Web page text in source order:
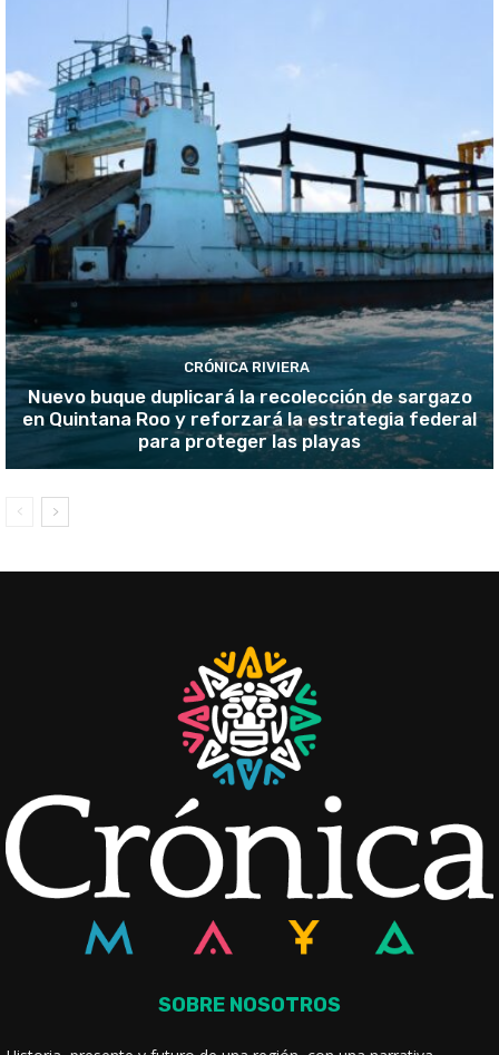
CRÓNICA RIVIERA
Nuevo buque duplicará la recolección de sargazo
en Quintana Roo y reforzará la estrategia federal
para proteger las playas
SOBRE NOSOTROS